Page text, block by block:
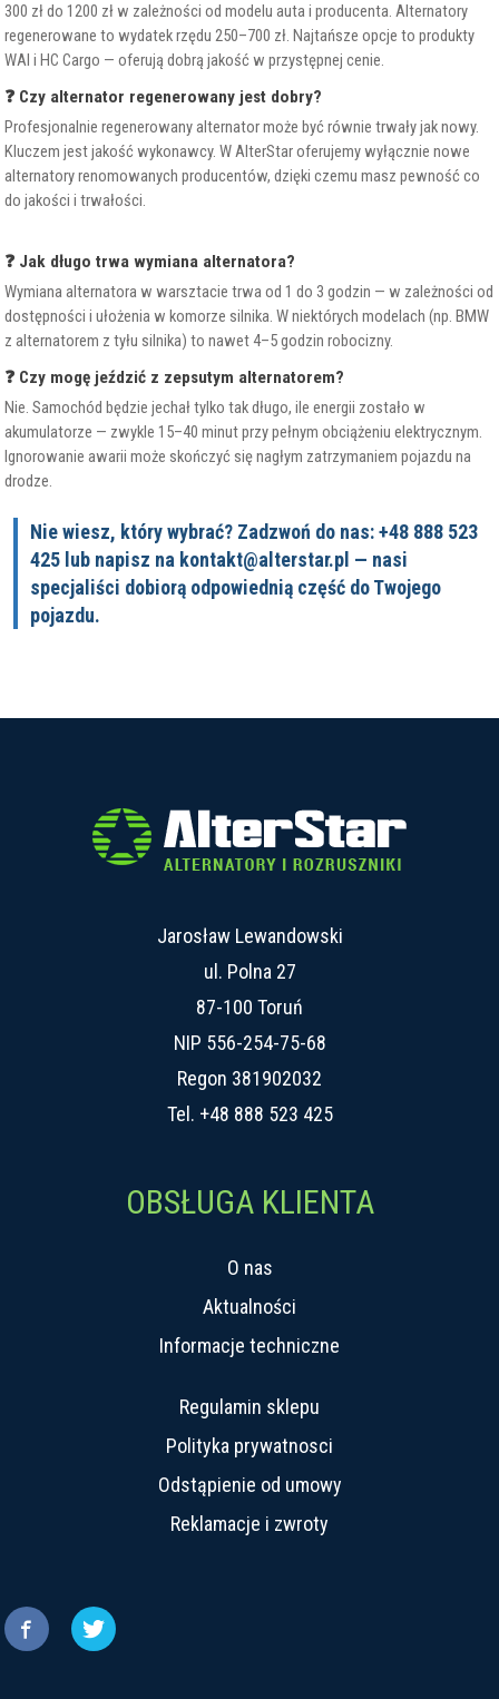
300 zł do 1200 zł w zależności od modelu auta i producenta. Alternatory
regenerowane to wydatek rzędu 250–700 zł. Najtańsze opcje to produkty
WAI i HC Cargo — oferują dobrą jakość w przystępnej cenie.
❓ Czy alternator regenerowany jest dobry?
Profesjonalnie regenerowany alternator może być równie trwały jak nowy.
Kluczem jest jakość wykonawcy. W AlterStar oferujemy wyłącznie nowe
alternatory renomowanych producentów, dzięki czemu masz pewność co
do jakości i trwałości.
❓ Jak długo trwa wymiana alternatora?
Wymiana alternatora w warsztacie trwa od 1 do 3 godzin — w zależności od
dostępności i ułożenia w komorze silnika. W niektórych modelach (np. BMW
z alternatorem z tyłu silnika) to nawet 4–5 godzin robocizny.
❓ Czy mogę jeździć z zepsutym alternatorem?
Nie. Samochód będzie jechał tylko tak długo, ile energii zostało w
akumulatorze — zwykle 15–40 minut przy pełnym obciążeniu elektrycznym.
Ignorowanie awarii może skończyć się nagłym zatrzymaniem pojazdu na
drodze.
Nie wiesz, który wybrać? Zadzwoń do nas: +48 888 523
425 lub napisz na kontakt@alterstar.pl — nasi
specjaliści dobiorą odpowiednią część do Twojego
pojazdu.
Jarosław Lewandowski
ul. Polna 27
87-100 Toruń
NIP 556-254-75-68
Regon 381902032
Tel. +48 888 523 425
OBSŁUGA KLIENTA
O nas
Aktualności
Informacje techniczne
Regulamin sklepu
Polityka prywatnosci
Odstąpienie od umowy
Reklamacje i zwroty
 